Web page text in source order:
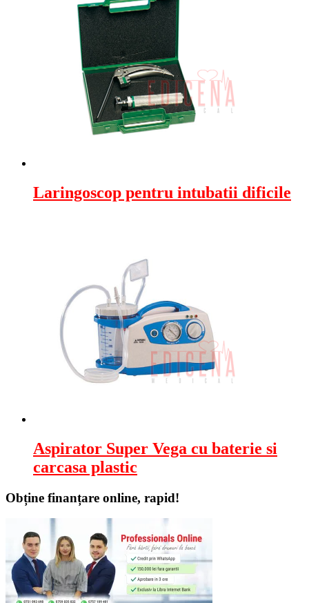
Laringoscop pentru intubatii dificile
Aspirator Super Vega cu baterie si
carcasa plastic
Obține finanțare online, rapid!